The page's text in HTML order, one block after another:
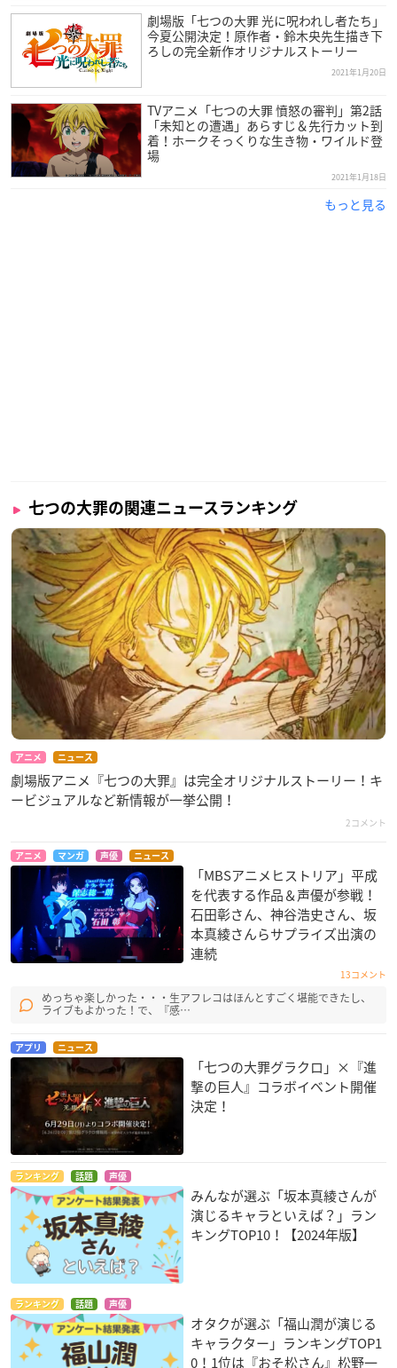
劇場版「七つの大罪 光に呪われし者たち」
今夏公開決定！原作者・鈴木央先生描き下
ろしの完全新作オリジナルストーリー
2021年1月20日
TVアニメ「七つの大罪 憤怒の審判」第2話
「未知との遭遇」あらすじ＆先行カット到
着！ホークそっくりな生き物・ワイルド登
場
2021年1月18日
もっと見る
七つの大罪の関連ニュースランキング
アニメ ニュース
劇場版アニメ『七つの大罪』は完全オリジナルストーリー！キ
ービジュアルなど新情報が一挙公開！
2コメント
アニメ マンガ 声優 ニュース
「MBSアニメヒストリア」平成
を代表する作品＆声優が参戦！
石田彰さん、神谷浩史さん、坂
本真綾さんらサプライズ出演の
連続
13コメント
めっちゃ楽しかった・・・生アフレコはほんとすごく堪能できたし、
ライブもよかった！で、『感…
アプリ ニュース
「七つの大罪グラクロ」×『進
撃の巨人』コラボイベント開催
決定！
ランキング 話題 声優
みんなが選ぶ「坂本真綾さんが
演じるキャラといえば？」ラン
キングTOP10！【2024年版】
ランキング 話題 声優
オタクが選ぶ「福山潤が演じる
キャラクター」ランキングTOP1
0！1位は『おそ松さん』松野一